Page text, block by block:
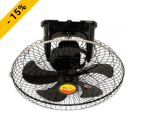
- 15%